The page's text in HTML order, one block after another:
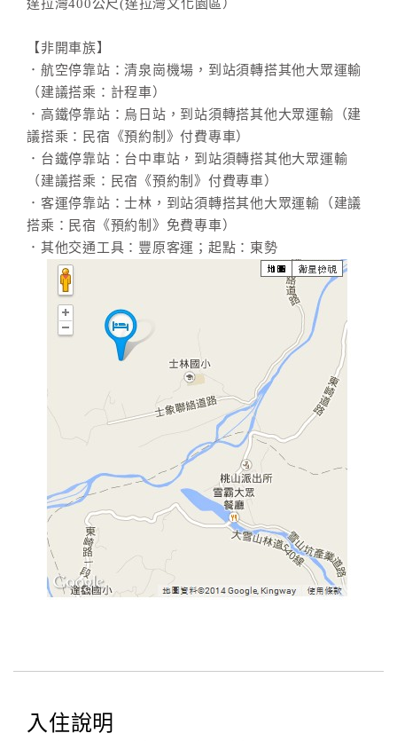
達拉灣400公尺(達拉灣文化園區）
【非開車族】
．航空停靠站：清泉崗機場，到站須轉搭其他大眾運輸
（建議搭乘：計程車）
．高鐵停靠站：烏日站，到站須轉搭其他大眾運輸（建
議搭乘：民宿《預約制》付費專車）
．台鐵停靠站：台中車站，到站須轉搭其他大眾運輸
（建議搭乘：民宿《預約制》付費專車）
．客運停靠站：士林，到站須轉搭其他大眾運輸（建議
搭乘：民宿《預約制》免費專車）
．其他交通工具：豐原客運；起點：東勢
入住說明